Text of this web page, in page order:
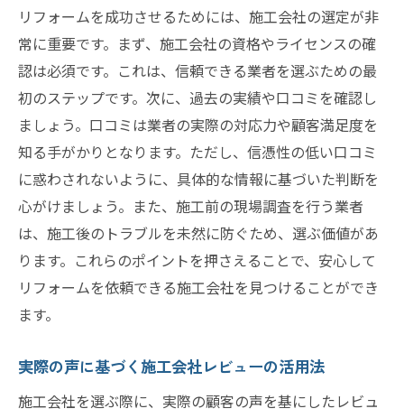
トリーチ
施工会社との協力体制構築のステップ
成功事例に学ぶ施工会社との連携ポイント
地元施工会社と共に行うプロジェクト管理
信頼関係構築がもたらすリフォームの成功
施工会社選定で失敗しないための注意点
アウトリーチで失敗しないためのリフォームの
秘訣
成功例から学ぶ失敗しないアウトリーチの
コツ
ョン術
リスク管理と柔軟な対応が求められる場面
リフォームを成功させるためには、施工会社の選定が非
常に重要です。まず、施工会社の資格やライセンスの確
認は必須です。これは、信頼できる業者を選ぶための最
初のステップです。次に、過去の実績や口コミを確認し
ましょう。口コミは業者の実際の対応力や顧客満足度を
知る手がかりとなります。ただし、信憑性の低い口コミ
に惑わされないように、具体的な情報に基づいた判断を
心がけましょう。また、施工前の現場調査を行う業者
は、施工後のトラブルを未然に防ぐため、選ぶ価値があ
ります。これらのポイントを押さえることで、安心して
リフォームを依頼できる施工会社を見つけることができ
ます。
実際の声に基づく施工会社レビューの活用法
施工会社を選ぶ際に、実際の顧客の声を基にしたレビュ